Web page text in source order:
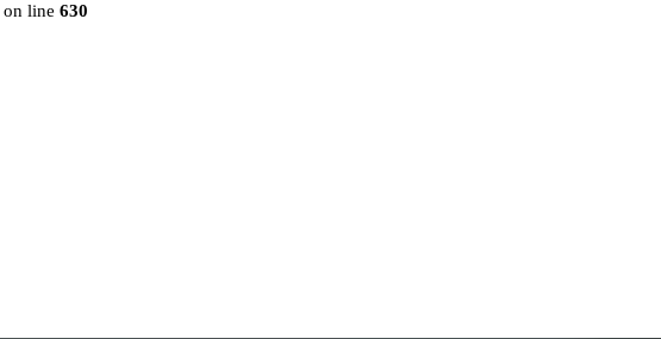
on line 630